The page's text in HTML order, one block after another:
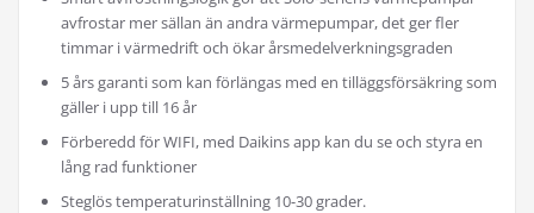
avfrostar mer sällan än andra värmepumpar, det ger fler
timmar i värmedrift och ökar årsmedelverkningsgraden
5 års garanti som kan förlängas med en tilläggsförsäkring som
gäller i upp till 16 år
Förberedd för WIFI, med Daikins app kan du se och styra en
lång rad funktioner
Steglös temperaturinställning 10-30 grader.